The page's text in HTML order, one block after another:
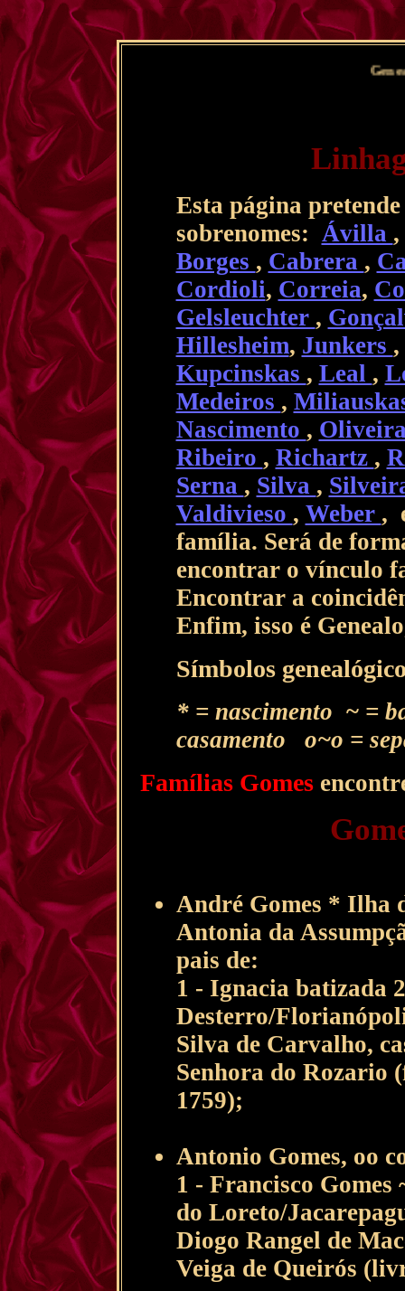
Genealogia
Esta página
sobrenomes: Ávilla ,
Borges , Cabrera ,
Cordioli, Correia,
Gelsleuchter ,
Hillesheim, Junkers ,
Kupcinskas , Leal ,
Medeiros ,
Nascimento ,
Ribeiro , Richartz ,
Serna , Silva ,
Valdivieso , Weber ,
família. Será de
encontrar o vínculo
Encontrar a
Enfim, isso é
Símbolos
* = nascimento ~ =
casamento o~o =
Famílias Gomes
André Gomes * Ilha
Antonia da
pais de:
1 - Ignacia batizada
Desterro/
Silva de Carvalho,
Senhora do Rozario
1759);
Antonio Gomes, oo
1 - Francisco Gomes
do Loreto/
Diogo Rangel de
Veiga de Queirós